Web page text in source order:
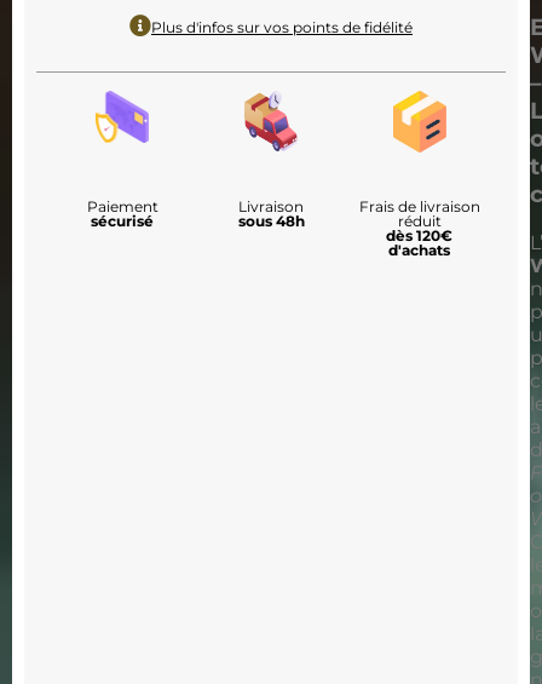
–
L’
Plus d'infos sur vos points de fidélité
Paiement
sécurisé
Livraison
sous 48h
Frais de livraison
réduit
dès 120€
d'achats